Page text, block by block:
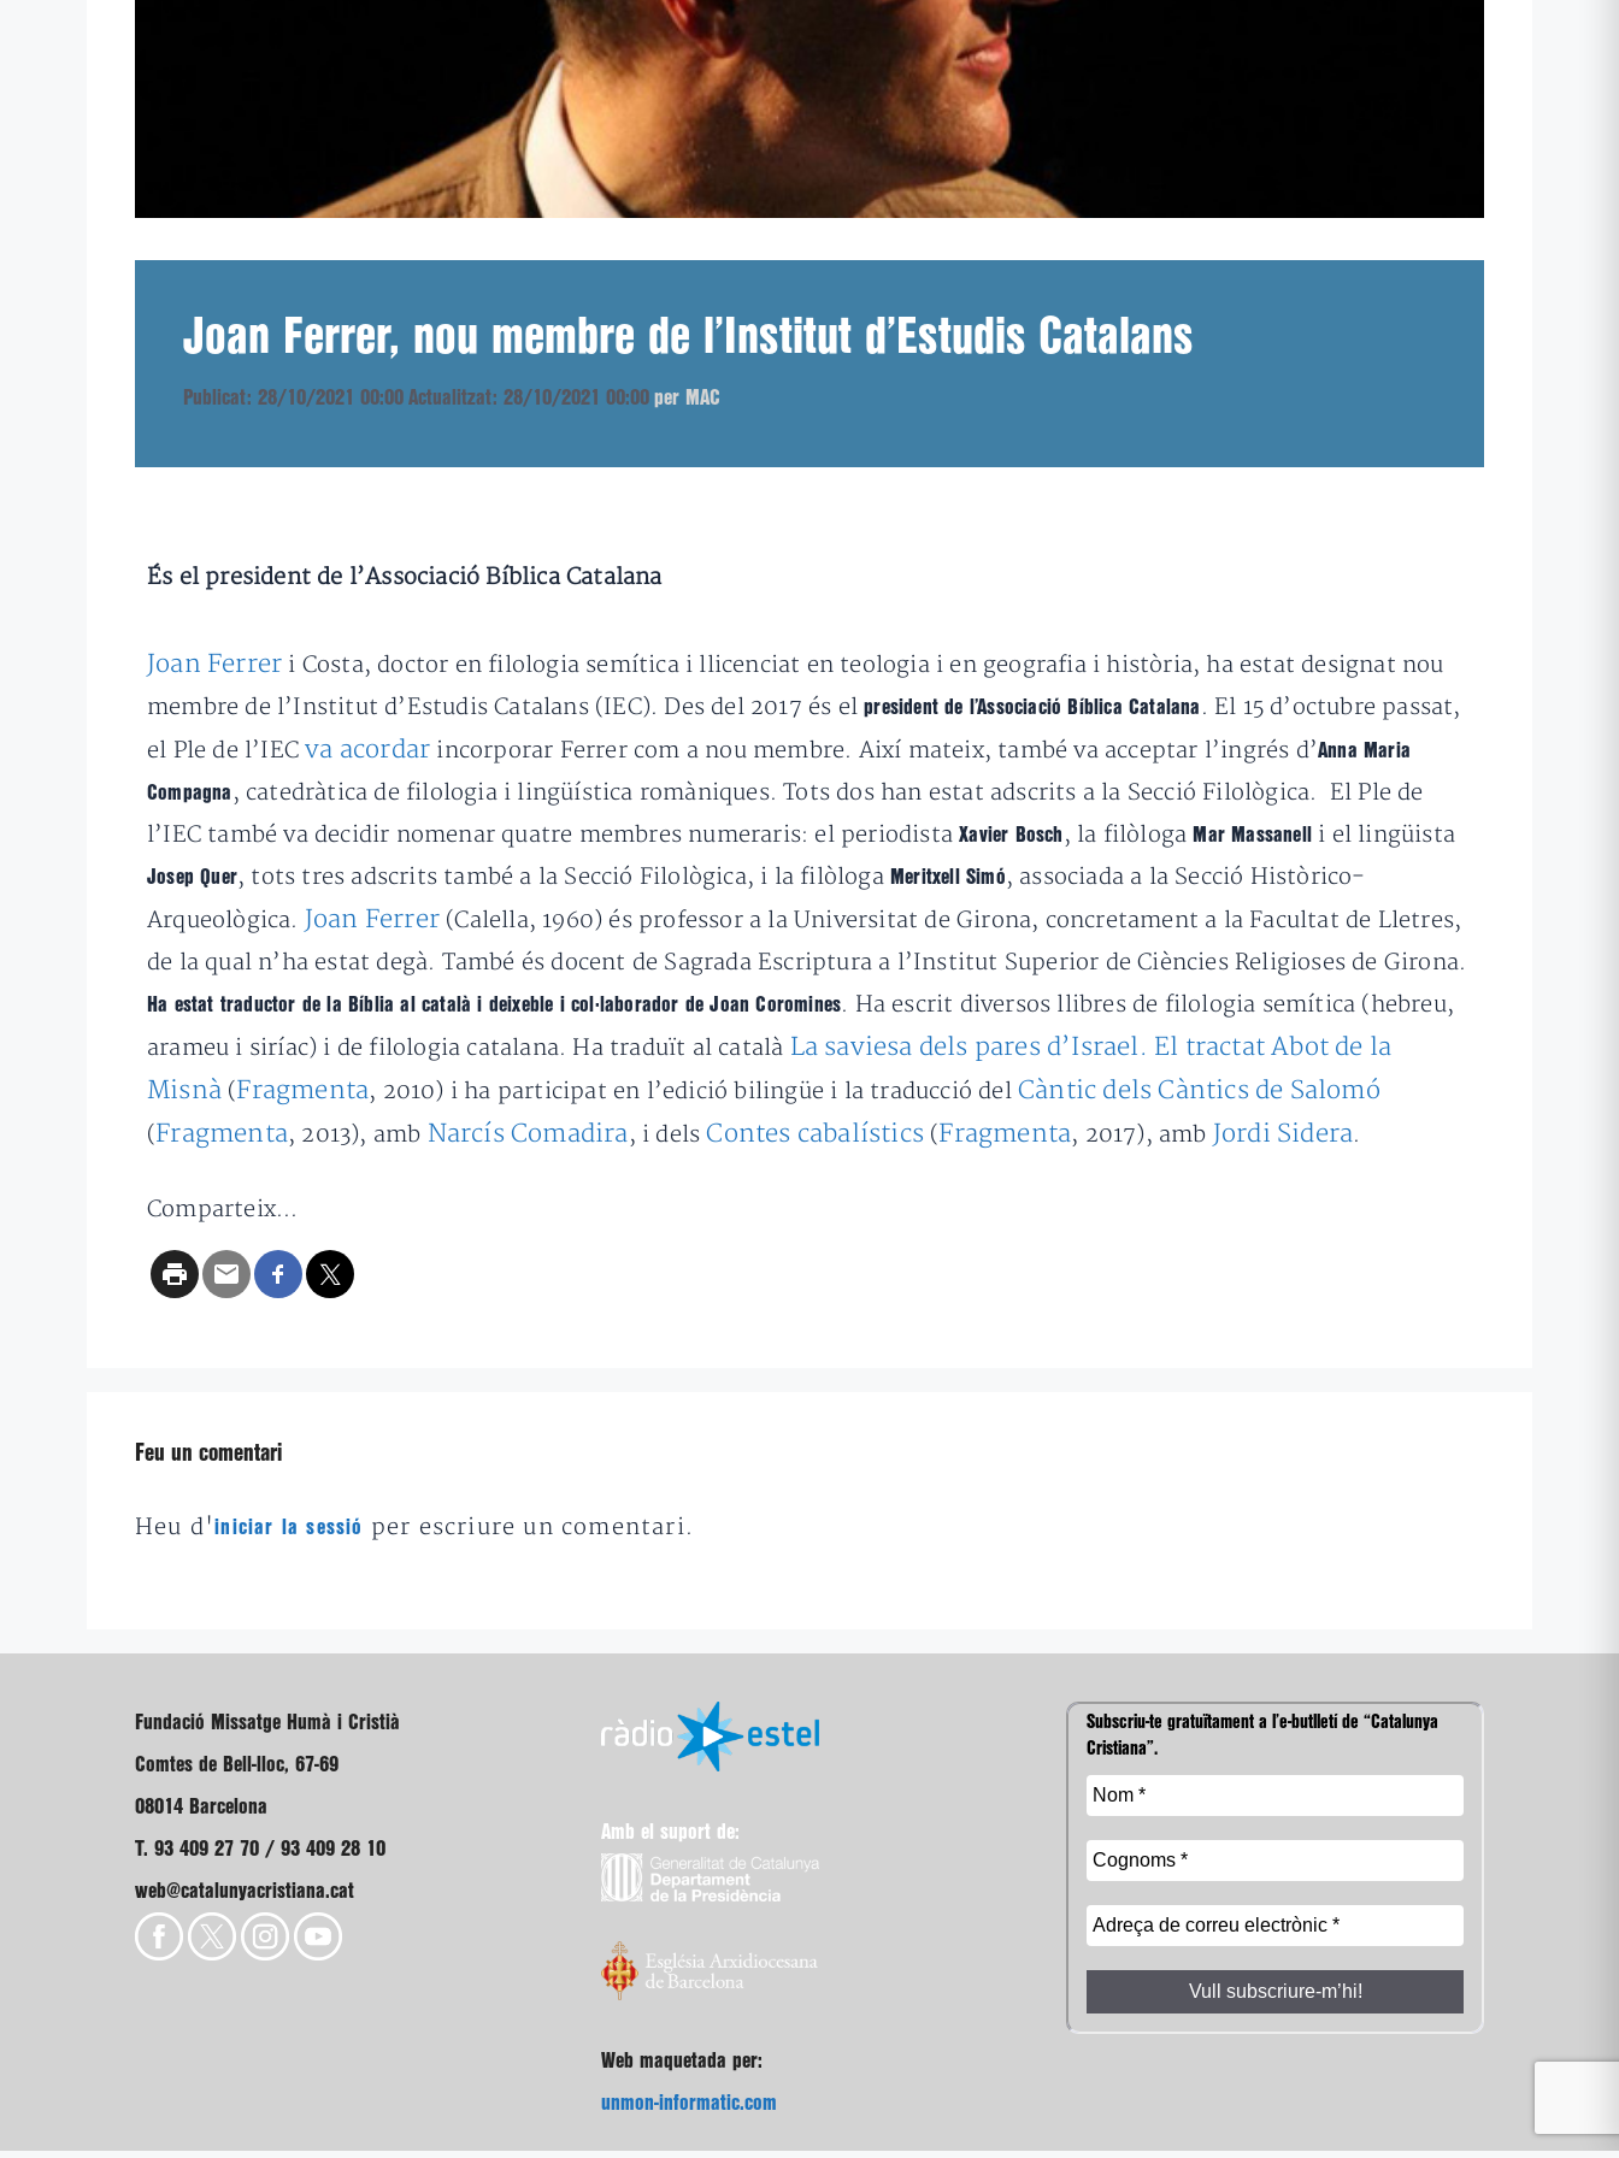
Joan Ferrer, nou membre de l’Institut d’Estudis Catalans
Publicat: 28/10/2021 00:00 Actualitzat: 28/10/2021 00:00 per MAC
És el president de l’Associació Bíblica Catalana
Joan Ferrer i Costa, doctor en filologia semítica i llicenciat en teologia i en geografia i història, ha estat designat nou
membre de l’Institut d’Estudis Catalans (IEC). Des del 2017 és elpresident de l’Associació Bíblica Catalana . El 15 d’octubre passat,
el Ple de l’IECva acordar incorporar Ferrer com a nou membre. Així mateix, també va acceptar l’ingrés d’Anna Maria
Compagna , catedràtica de filologia i lingüística romàniques. Tots dos han estat adscrits a la Secció Filològica. El Ple de
l’IEC també va decidir nomenar quatre membres numeraris: el periodistaXavier Bosch , la filòlogaMar Massanell i el lingüista
Josep Quer, tots tres adscrits també a la Secció Filològica, i la filòloga Meritxell Simó , associada a la Secció Històrico-
Arqueològica. Joan Ferrer (Calella, 1960) és professor a la Universitat de Girona, concretament a la Facultat de Lletres,
de la qual n’ha estat degà. També és docent de Sagrada Escriptura a l’Institut Superior de Ciències Religioses de Girona.
Ha estat traductor de la Bíblia al català i deixeble i col·laborador de Joan Coromines. Ha escrit diversos llibres de filologia semítica (hebreu,
arameu i siríac) i de filologia catalana. Ha traduït al català La saviesa dels pares d’Israel. El tractat Abot de la
Misnà (Fragmenta, 2010) i ha participat en l’edició bilingüe i la traducció delCàntic dels Càntics de Salomó
(Fragmenta, 2013), amb Narcís Comadira, i delsContes cabalístics (Fragmenta, 2017), amb Jordi Sidera.
Comparteix...
Feu un comentari
Heu d'iniciar la sessió per escriure un comentari.
Fundació Missatge Humà i Cristià
Comtes de Bell-lloc, 67-69
08014 Barcelona
T. 93 409 27 70 / 93 409 28 10
web@catalunyacristiana.cat
Amb el suport de:
Web maquetada per:
unmon-informatic.com
Subscriu-te gratuïtament a l’e-butlletí de “Catalunya
Cristiana”.